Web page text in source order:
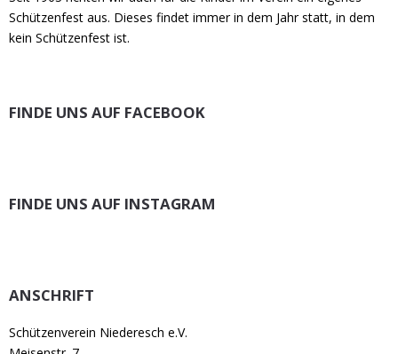
Schützenfest aus. Dieses findet immer in dem Jahr statt, in dem
kein Schützenfest ist.
FINDE UNS AUF FACEBOOK
FINDE UNS AUF INSTAGRAM
ANSCHRIFT
Schützenverein Niederesch e.V.